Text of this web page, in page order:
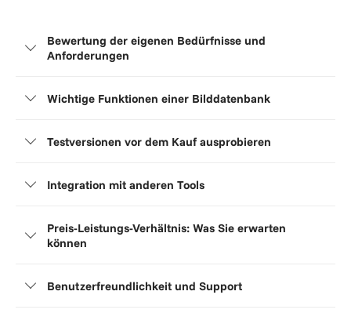
Bewertung der eigenen Bedürfnisse und
Anforderungen
Wichtige Funktionen einer Bilddatenbank
Testversionen vor dem Kauf ausprobieren
Integration mit anderen Tools
Preis-Leistungs-Verhältnis: Was Sie erwarten
können
Benutzerfreundlichkeit und Support